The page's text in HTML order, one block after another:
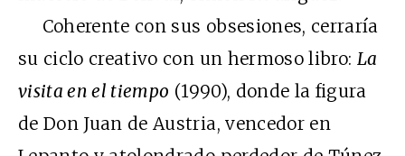
Coherente con sus obsesiones, cerraría
su ciclo creativo con un hermoso libro: La
visita en el tiempo (1990), donde la figura
de Don Juan de Austria, vencedor en